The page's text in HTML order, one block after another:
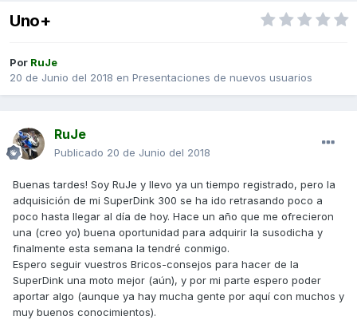
Uno+
Por RuJe
20 de Junio del 2018 en Presentaciones de nuevos usuarios
RuJe
Publicado 20 de Junio del 2018
Buenas tardes! Soy RuJe y llevo ya un tiempo registrado, pero la
adquisición de mi SuperDink 300 se ha ido retrasando poco a
poco hasta llegar al día de hoy. Hace un año que me ofrecieron
una (creo yo) buena oportunidad para adquirir la susodicha y
finalmente esta semana la tendré conmigo.
Espero seguir vuestros Bricos-consejos para hacer de la
SuperDink una moto mejor (aún), y por mi parte espero poder
aportar algo (aunque ya hay mucha gente por aquí con muchos y
muy buenos conocimientos).